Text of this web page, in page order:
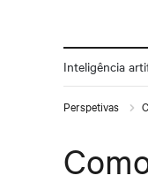
Inteligência
Perspetivas